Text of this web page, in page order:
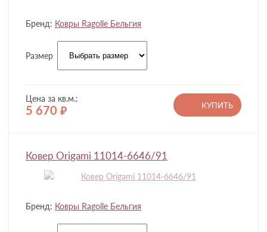
Бренд: Ковры Ragolle Бельгия
Размер
Цена за кв.м.:
5 670 руб.
КУПИТЬ
Ковер Origami 11014-6646/91
Бренд: Ковры Ragolle Бельгия